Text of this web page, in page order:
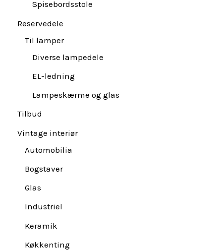
Spisebordsstole
Reservedele
Til lamper
Diverse lampedele
EL-ledning
Lampeskærme og glas
Tilbud
Vintage interiør
Automobilia
Bogstaver
Glas
Industriel
Keramik
Køkkenting